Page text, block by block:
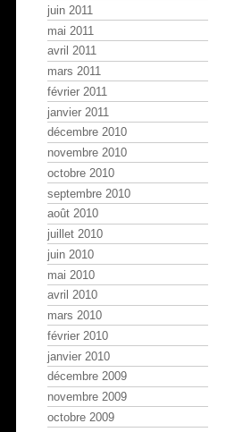
juin 2011
mai 2011
avril 2011
mars 2011
février 2011
janvier 2011
décembre 2010
novembre 2010
octobre 2010
septembre 2010
août 2010
juillet 2010
juin 2010
mai 2010
avril 2010
mars 2010
février 2010
janvier 2010
décembre 2009
novembre 2009
octobre 2009